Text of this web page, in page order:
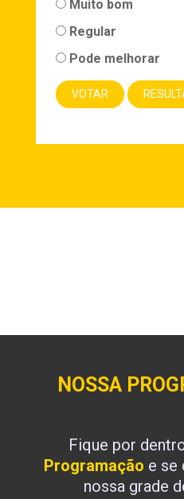
Muito bom
Regular
Pode melhorar
NOSSA
Fique por
Programação e se
nossa grade